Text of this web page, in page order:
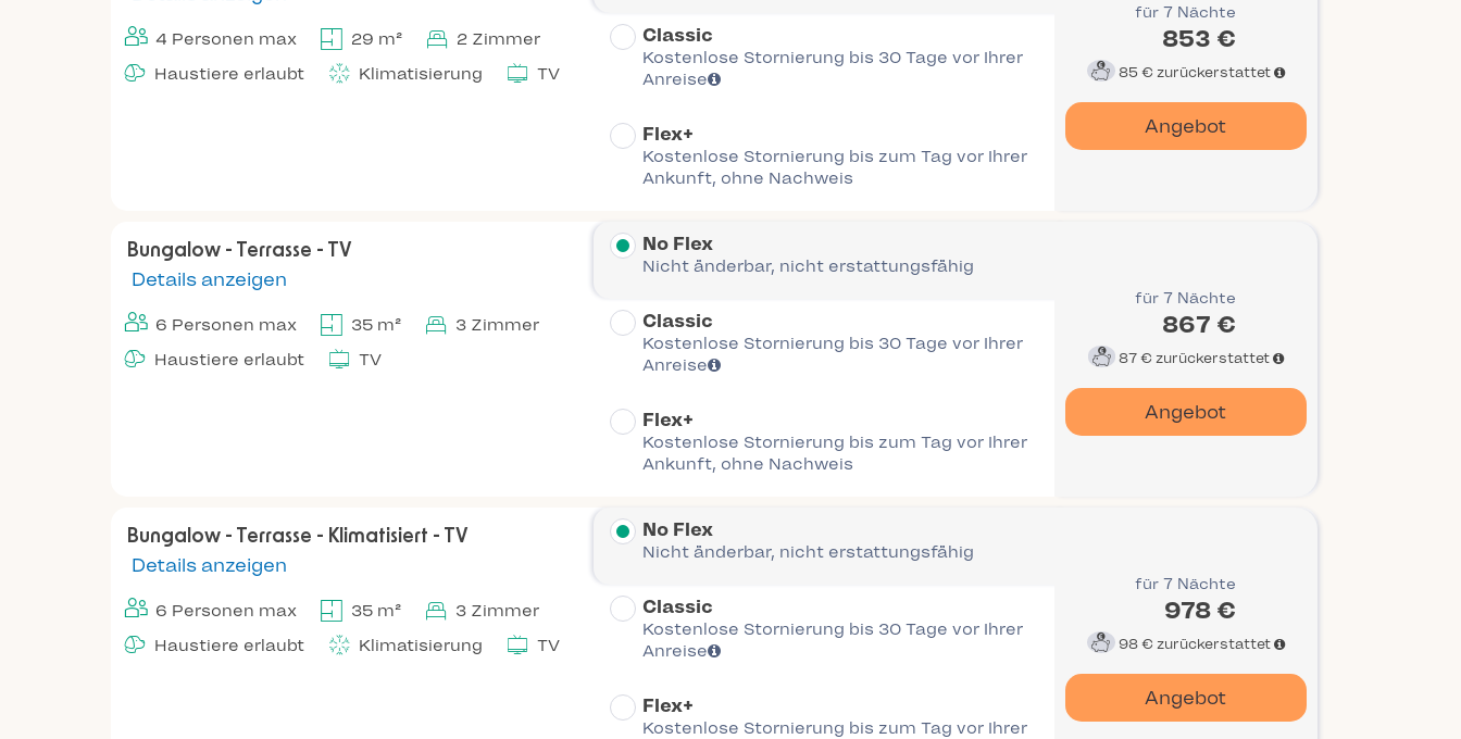
4 Personen max 29 m²
2 Zimmer
Haustiere erlaubt
Klimatisierung TV
Classic
Kostenlose Stornierung bis 30 Tage vor Ihrer
Anreise
Flex+
Kostenlose Stornierung bis zum Tag vor Ihrer
Ankunft, ohne Nachweis
für 7 Nächte
853 €
85 € zurückerstattet
Angebot
Bungalow - Terrasse - TV
Details anzeigen
6 Personen max 35 m²
3 Zimmer
Haustiere erlaubt
TV
No Flex
Nicht änderbar, nicht erstattungsfähig
Classic
Kostenlose Stornierung bis 30 Tage vor Ihrer
Anreise
Flex+
Kostenlose Stornierung bis zum Tag vor Ihrer
Ankunft, ohne Nachweis
für 7 Nächte
867 €
87 € zurückerstattet
Angebot
Bungalow - Terrasse - Klimatisiert - TV
Details anzeigen
6 Personen max 35 m²
3 Zimmer
Haustiere erlaubt
Klimatisierung TV
No Flex
Nicht änderbar, nicht erstattungsfähig
Classic
Kostenlose Stornierung bis 30 Tage vor Ihrer
Anreise
Flex+
Kostenlose Stornierung bis zum Tag vor Ihrer
für 7 Nächte
978 €
98 € zurückerstattet
Angebot